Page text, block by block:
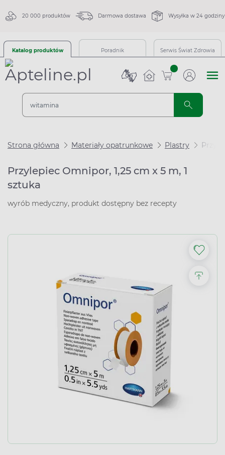
20 000 produktów Darmowa dostawa Wysyłka w 24 godziny
Katalog produktów Poradnik Serwis Świat Zdrowia
sztuk
Strona główna Materiały opatrunkowe Plastry
Przylepiec Omnipor, 1,25 cm x 5 m, 1
sztuka
wyrób medyczny, produkt dostępny bez recepty